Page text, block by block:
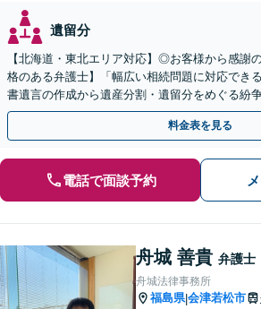
遺留分
【北海道・東北エリア対応】◎お客様から感謝
格のある弁護士】「幅広い相続問題に対応でき
書遺言の作成から遺産分割・遺留分をめぐる紛
じた最適な方法をご提案します【夜間相談可】
料金表を見る
電話で面談予約
舟城 善貴 弁護士
舟城法律事務所
福島県|会津若松市